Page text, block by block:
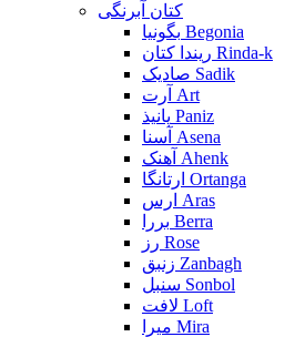
کتان آبرنگی
بگونیا Begonia
ریندا کتان Rinda-k
صادیک Sadik
آرت Art
پانیذ Paniz
آسنا Asena
آهنک Ahenk
ارتانگا Ortanga
ارس Aras
بررا Berra
رز Rose
زنبق Zanbagh
سنبل Sonbol
لافت Loft
میرا Mira